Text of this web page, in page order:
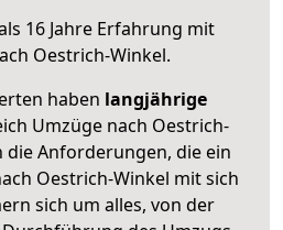
16 Jahre Erfahrung mit
Oestrich-Winkel.
haben langjährige
Umzüge nach Oestrich-
die Anforderungen, die ein
Oestrich-Winkel mit sich
sich um alles, von der